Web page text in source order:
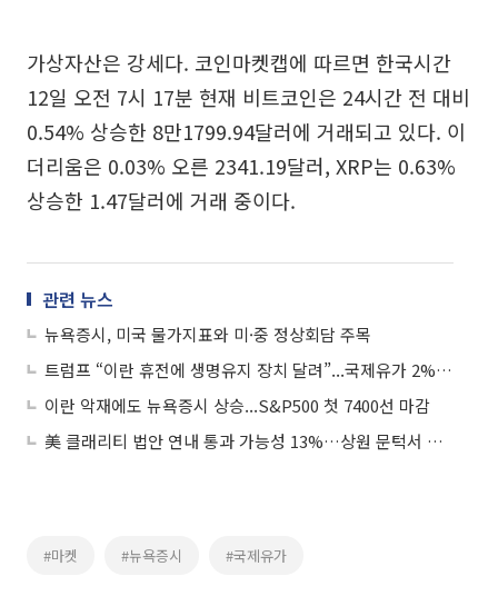
가상자산은 강세다. 코인마켓캡에 따르면 한국시간
12일 오전 7시 17분 현재 비트코인은 24시간 전 대비
0.54% 상승한 8만1799.94달러에 거래되고 있다. 이
더리움은 0.03% 오른 2341.19달러, XRP는 0.63%
상승한 1.47달러에 거래 중이다.
관련 뉴스
뉴욕증시, 미국 물가지표와 미·중 정상회담 주목
트럼프 “이란 휴전에 생명유지 장치 달려”...국제유가 2%대 상승
이란 악재에도 뉴욕증시 상승...S&P500 첫 7400선 마감
美 클래리티 법안 연내 통과 가능성 13%…상원 문턱서 제동
#마켓 #뉴욕증시 #국제유가